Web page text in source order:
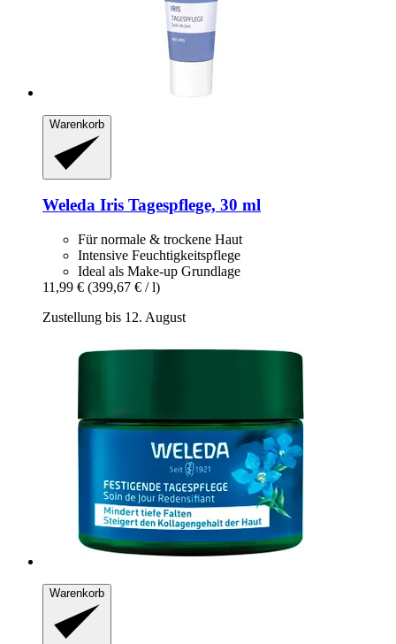
Warenkorb
Weleda Iris Tagespflege, 30 ml
Für normale & trockene Haut
Intensive Feuchtigkeitspflege
Ideal als Make-up Grundlage
11,99 € (399,67 € / l)
Zustellung bis 12. August
Warenkorb